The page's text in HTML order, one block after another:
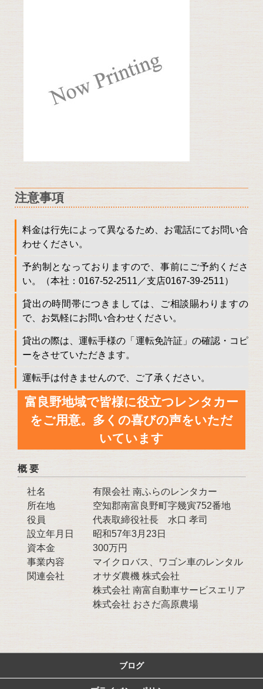
注意事項
料金は行先によって異なるため、お電話にてお問い合
わせください。
予約制となっておりますので、事前にご予約くださ
い。（本社：0167-52-2511／支店0167-39-2511）
貸出の時間帯につきましては、ご相談賜わりますの
で、お気軽にお問い合わせください。
貸出の際は、運転手様の「運転免許証」の確認・コピ
ーをさせていただきます。
運転手は付きませんので、ご了承ください。
富良野地域で皆様に役立つレンタカー
をご用意。多くの喜びの声をいただ
いています
概 要
社名 有限会社 南ふらのレンタカー
所在地 空知郡南富良野町字幾寅752番地
役員 代表取締役社長 水口 孝司
設立年月日 昭和57年3月23日
資本金 300万円
事業内容 マイクロバス、ワゴン車のレンタル
関連会社 オサダ農機 株式会社
株式会社 南富自動車サービスエリア
株式会社 おさだ高原農場
ブログ